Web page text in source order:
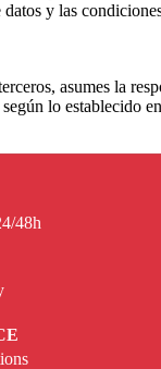
y las
asumes la
lo establecido
48h